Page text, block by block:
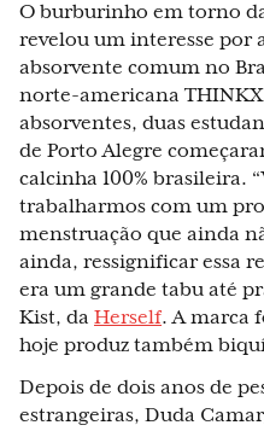
O burburinho em torno
revelou um interesse por
absorvente comum no
norte-americana
absorventes, duas
de Porto Alegre
calcinha 100% brasileira.
trabalharmos com um
menstruação que ainda
ainda, ressignificar essa
era um grande tabu até
Kist, da Herself. A marca
hoje produz também
Depois de dois anos de
estrangeiras, Duda